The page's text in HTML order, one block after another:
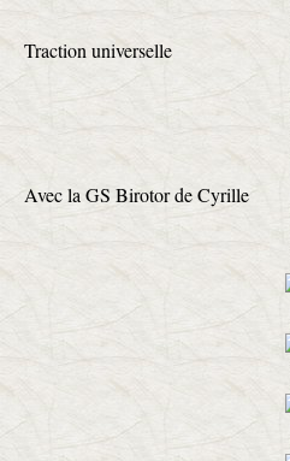
Traction universelle
Avec la GS Birotor de Cyrille